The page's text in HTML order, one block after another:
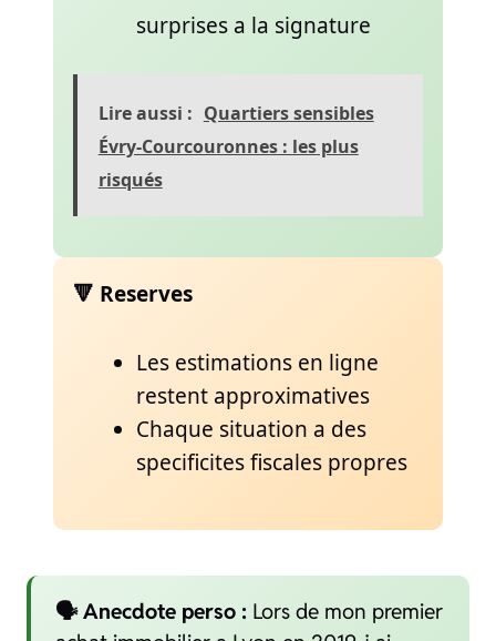
surprises a la signature
Lire aussi : Quartiers sensibles
Évry-Courcouronnes : les plus
risqués
🔻 Reserves
Les estimations en ligne
restent approximatives
Chaque situation a des
specificites fiscales propres
🗣️ Anecdote perso : Lors de mon premier